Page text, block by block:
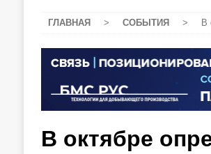
ГЛАВНАЯ > СОБЫТИЯ > В
В октябре